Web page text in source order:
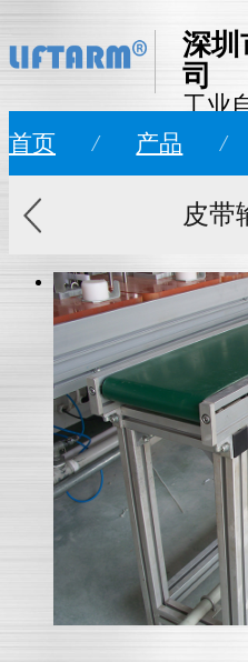
深圳
司
工业
首页 / 产品 /
皮带